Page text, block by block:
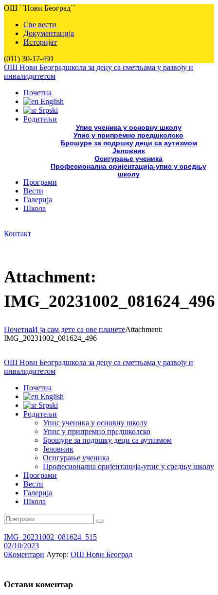
ОШ ``Нови Београд``
Све вести
Документација
Историјат
(011) 30-17-491
ОШ Нови Београдшкола за децу са сметњама у развоју и
инвалидитетом
Почетна
English
Srpski
Родитељи
Упис ученика у основну школу
Упис у припремно предшколско
Брошуре за подршку деци са аутизмом
Јеловник
Осигурање ученика
Професионална оријентација-упис у средњу
школу
Програми
Вести
Галерија
Школа
Контакт
Attachment:
IMG_20231002_081624_496
ПочетнаИ ја сам дете са ове планетеAttachment:
IMG_20231002_081624_496
ОШ Нови Београдшкола за децу са сметњама у развоју и
инвалидитетом
Почетна
English
Srpski
Родитељи
Упис ученика у основну школу
Упис у припремно предшколско
Брошуре за подршку деци са аутизмом
Јеловник
Осигурање ученика
Професионална оријентација-упис у средњу школу
Програми
Вести
Галерија
Школа
IMG_20231002_081624_515
02/10/2023
0Коментари Аутор: ОШ Нови Београд
Остави коментар